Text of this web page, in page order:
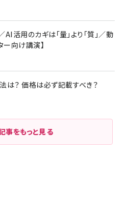
活用のカギは「量」より「質」／動
向け講演】
は？ 価格は必ず記載すべき？
事をもっと見る